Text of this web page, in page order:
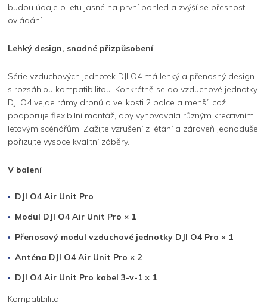
budou údaje o letu jasné na první pohled a zvýší se přesnost
ovládání.
Lehký design, snadné přizpůsobení
Série vzduchových jednotek DJI O4 má lehký a přenosný design
s rozsáhlou kompatibilitou. Konkrétně se do vzduchové jednotky
DJI O4 vejde rámy dronů o velikosti 2 palce a menší, což
podporuje flexibilní montáž, aby vyhovovala různým kreativním
letovým scénářům. Zažijte vzrušení z létání a zároveň jednoduše
pořizujte vysoce kvalitní záběry.
V balení
DJI O4 Air Unit Pro
Modul DJI O4 Air Unit Pro × 1
Přenosový modul vzduchové jednotky DJI O4 Pro × 1
Anténa DJI O4 Air Unit Pro × 2
DJI O4 Air Unit Pro kabel 3-v-1 × 1
Kompatibilita